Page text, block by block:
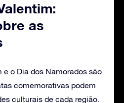
as
e o Dia dos Namorados são
comemorativas podem
culturais de cada região.